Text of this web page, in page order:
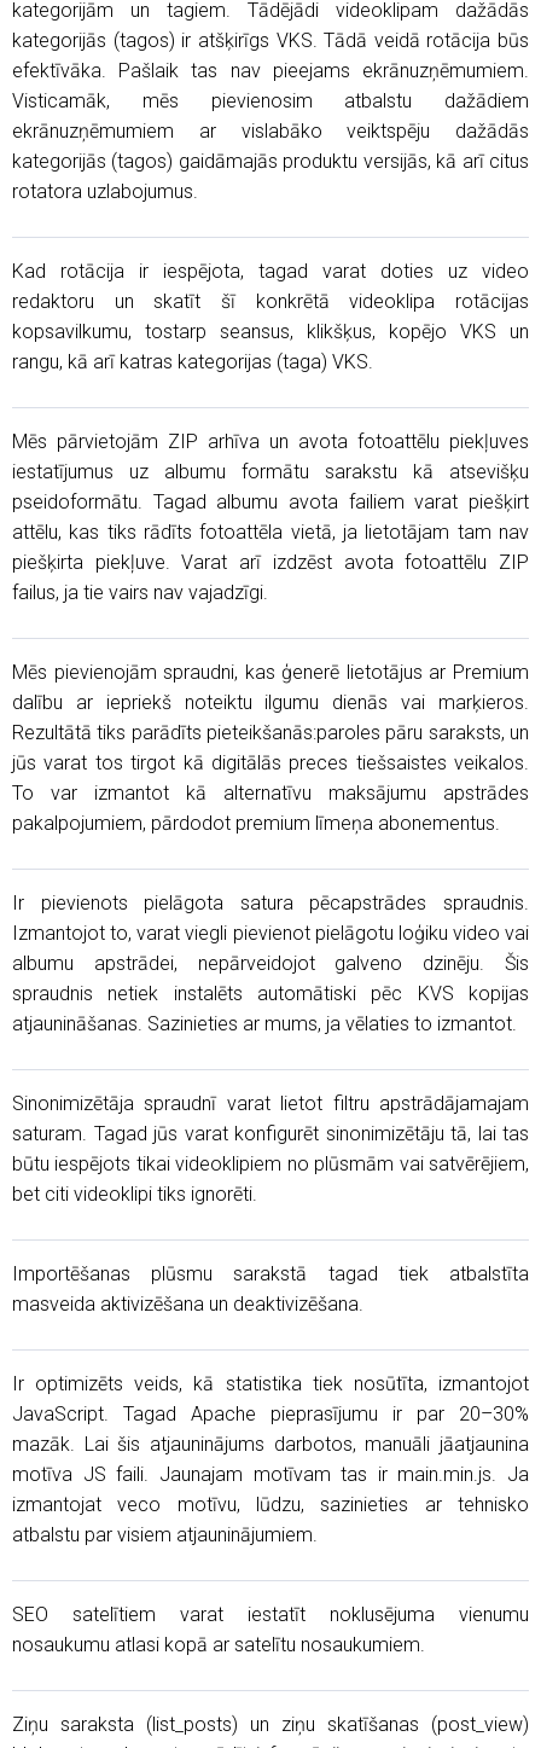
kategorijām un tagiem. Tādējādi videoklipam dažādās
kategorijās (tagos) ir atšķirīgs VKS. Tādā veidā rotācija būs
efektīvāka. Pašlaik tas nav pieejams ekrānuzņēmumiem.
Visticamāk, mēs pievienosim atbalstu dažādiem
ekrānuzņēmumiem ar vislabāko veiktspēju dažādās
kategorijās (tagos) gaidāmajās produktu versijās, kā arī citus
rotatora uzlabojumus.
Kad rotācija ir iespējota, tagad varat doties uz video
redaktoru un skatīt šī konkrētā videoklipa rotācijas
kopsavilkumu, tostarp seansus, klikšķus, kopējo VKS un
rangu, kā arī katras kategorijas (taga) VKS.
Mēs pārvietojām ZIP arhīva un avota fotoattēlu piekļuves
iestatījumus uz albumu formātu sarakstu kā atsevišķu
pseidoformātu. Tagad albumu avota failiem varat piešķirt
attēlu, kas tiks rādīts fotoattēla vietā, ja lietotājam tam nav
piešķirta piekļuve. Varat arī izdzēst avota fotoattēlu ZIP
failus, ja tie vairs nav vajadzīgi.
Mēs pievienojām spraudni, kas ģenerē lietotājus ar Premium
dalību ar iepriekš noteiktu ilgumu dienās vai marķieros.
Rezultātā tiks parādīts pieteikšanās:paroles pāru saraksts, un
jūs varat tos tirgot kā digitālās preces tiešsaistes veikalos.
To var izmantot kā alternatīvu maksājumu apstrādes
pakalpojumiem, pārdodot premium līmeņa abonementus.
Ir pievienots pielāgota satura pēcapstrādes spraudnis.
Izmantojot to, varat viegli pievienot pielāgotu loģiku video vai
albumu apstrādei, nepārveidojot galveno dzinēju. Šis
spraudnis netiek instalēts automātiski pēc KVS kopijas
atjaunināšanas. Sazinieties ar mums, ja vēlaties to izmantot.
Sinonimizētāja spraudnī varat lietot filtru apstrādājamajam
saturam. Tagad jūs varat konfigurēt sinonimizētāju tā, lai tas
būtu iespējots tikai videoklipiem no plūsmām vai satvērējiem,
bet citi videoklipi tiks ignorēti.
Importēšanas plūsmu sarakstā tagad tiek atbalstīta
masveida aktivizēšana un deaktivizēšana.
Ir optimizēts veids, kā statistika tiek nosūtīta, izmantojot
JavaScript. Tagad Apache pieprasījumu ir par 20–30%
mazāk. Lai šis atjauninājums darbotos, manuāli jāatjaunina
motīva JS faili. Jaunajam motīvam tas ir main.min.js. Ja
izmantojat veco motīvu, lūdzu, sazinieties ar tehnisko
atbalstu par visiem atjauninājumiem.
SEO satelītiem varat iestatīt noklusējuma vienumu
nosaukumu atlasi kopā ar satelītu nosaukumiem.
Ziņu saraksta (list_posts) un ziņu skatīšanas (post_view)